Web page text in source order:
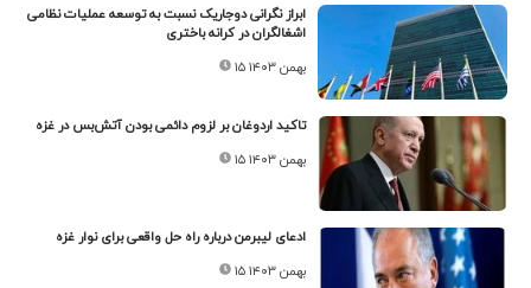
ابراز نگرانی دوجاریک نسبت به توسعه عملیات نظامی
اشغالگران در کرانه باختری
۱۵ بهمن ۱۴۰۳
تاکید اردوغان بر لزوم دائمی بودن آتش‌بس در غزه
۱۵ بهمن ۱۴۰۳
ادعای لیبرمن درباره راه حل واقعی برای نوار غزه
۱۵ بهمن ۱۴۰۳